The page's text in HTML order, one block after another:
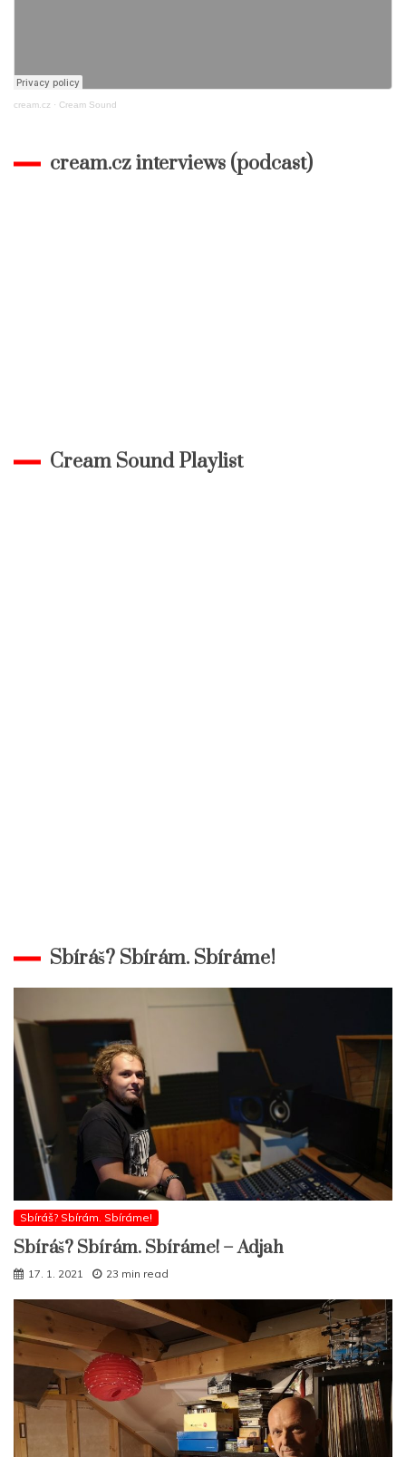
cream.cz · Cream Sound
cream.cz interviews (podcast)
Cream Sound Playlist
Sbíráš? Sbírám. Sbíráme!
Sbíráš? Sbírám. Sbíráme!
Sbíráš? Sbírám. Sbíráme! – Adjah
17. 1. 2021 23 min read